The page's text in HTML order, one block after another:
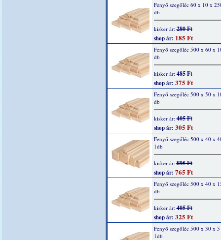
Fenyő szegőléc 60 x 10 x
db
kisker ár:280 Ft
shop ár: 185 Ft
Fenyő szegőléc 500 x 60 x
db
kisker ár:485 Ft
shop ár: 375 Ft
Fenyő szegőléc 500 x 50 x
db
kisker ár:405 Ft
shop ár: 305 Ft
Fenyő szegőléc 500 x 40 x
1db
kisker ár:895 Ft
shop ár: 765 Ft
Fenyő szegőléc 500 x 40 x
db
kisker ár:405 Ft
shop ár: 325 Ft
Fenyő szegőléc 500 x 30 x
1db